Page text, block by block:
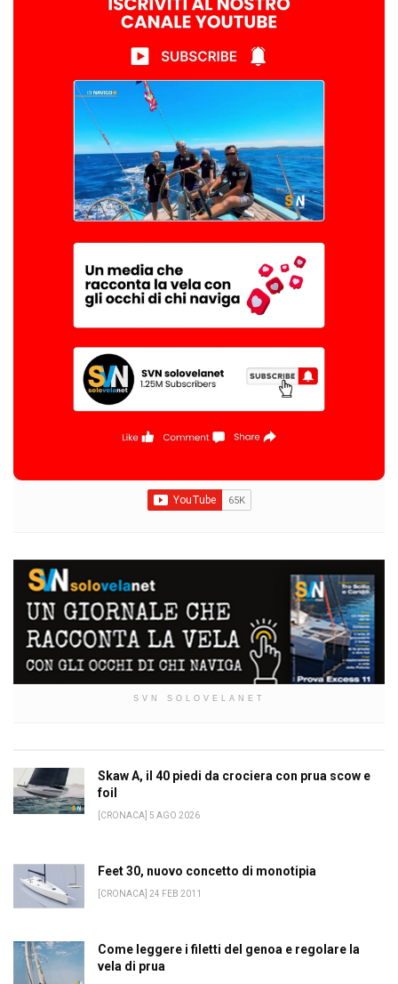
SVN SOLOVELANET
Skaw A, il 40 piedi da crociera con prua scow e
foil
[CRONACA] 5 AGO 2026
Feet 30, nuovo concetto di monotipia
[CRONACA] 24 FEB 2011
Come leggere i filetti del genoa e regolare la
vela di prua